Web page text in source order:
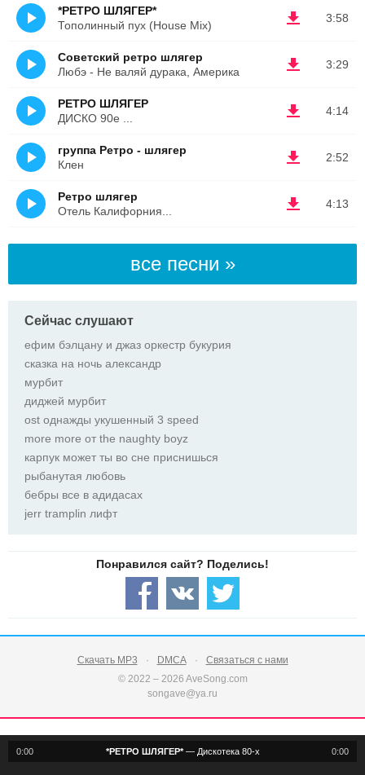
3:58
*РЕТРО ШЛЯГЕР*
Тополинный пух (House Mix)
3:29
Советский ретро шлягер
Любэ - Не валяй дурака, Америка
4:14
РЕТРО ШЛЯГЕР
ДИСКО 90е ...
2:52
группа Ретро - шлягер
Клен
4:13
Ретро шлягер
Отель Калифорния...
все песни »
Сейчас слушают
ефим бэлцану и джаз оркестр букурия
сказка на ночь александр
мурбит
диджей мурбит
ost однажды укушенный 3 speed
more more от the naughty boyz
карпук может ты во сне приснишься
рыбанутая любовь
бебры все в адидасах
jerr tramplin лифт
Скачать MP3 DMCA
Связаться с нами
© 2022 – 2026 AveSong.com
songave@ya.ru
0:00 0:00
*РЕТРО ШЛЯГЕР* — Дискотека 80-х